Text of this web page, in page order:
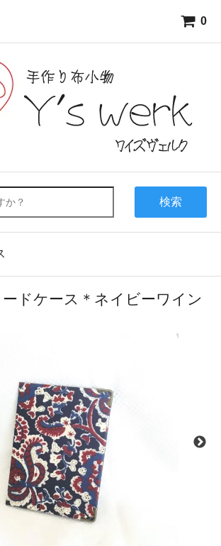
0
検索
ドケース＊ネイビーワイン